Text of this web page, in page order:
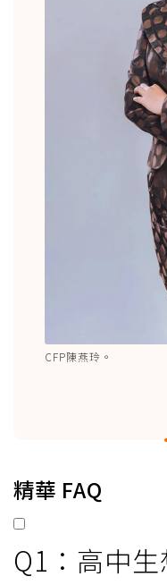
CFP陳燕玲。
精華 FAQ
Q1：高中